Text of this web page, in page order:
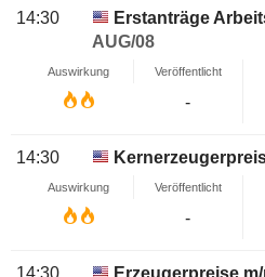
14:30
Erstanträge
AUG/08
Auswirkung Veröffentlicht
-
14:30
Auswirkung Veröffentlicht
-